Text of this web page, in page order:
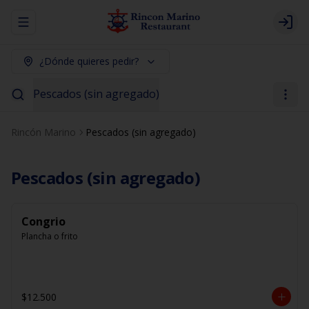
Abrir menu de navegación Login
¿Dónde quieres pedir?
Pescados (sin agregado)
Rincón Marino Pescados (sin agregado)
Pescados (sin agregado)
Congrio
Plancha o frito
$12.500